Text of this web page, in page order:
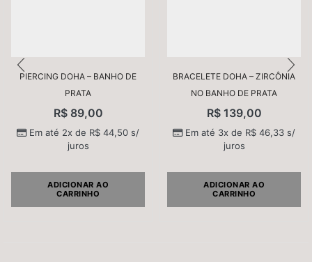
Nome
vez que eu comentar.
PIERCING DOHA – BANHO DE
PRATA
R$89,00
Em até 2x de R$ 44,50 s/
juros
ADICIONAR AO
CARRINHO
BRACELETE DOHA – ZIRCÔNIA
NO BANHO DE PRATA
R$139,00
Em até 3x de R$ 46,33 s/
juros
ADICIONAR AO
CARRINHO